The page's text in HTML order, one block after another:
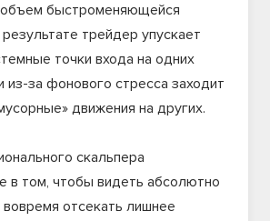
быстроменяющейся
трейдер упускает
точки входа на одних
из-за фонового стресса заходит
движения на других.
скальпера
в том, чтобы видеть абсолютно
вовремя отсекать лишнее